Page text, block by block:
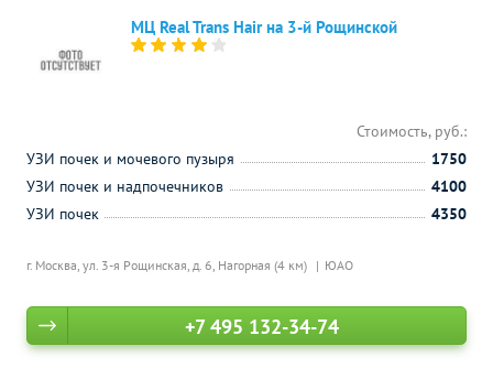
МЦ Real Trans Hair на 3-й Рощинской
г. Москва, ул. 3-я Рощинская, д. 6, Нагорная (4 км) ЮАО
Стоимость, руб.:
УЗИ почек и мочевого пузыря
1750
УЗИ почек и надпочечников
4100
УЗИ почек
4350
+7 495 132-34-74